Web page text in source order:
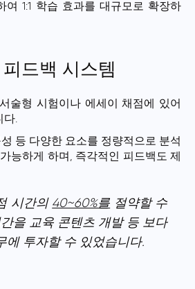
여 1:1 학습 효과를 대규모로 확장하
드백 시스템
술형 시험이나 에세이 채점에 있어
다.
등 다양한 요소를 정량적으로 분석
능하게 하며, 즉각적인 피드백도 제
시간의 40~60%를 절약할 수
을 교육 콘텐츠 개발 등 보다
에 투자할 수 있었습니다.